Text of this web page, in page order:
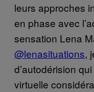
leurs approches
en phase avec
sensation Lena
@lenasituations,
d’autodérision
virtuelle